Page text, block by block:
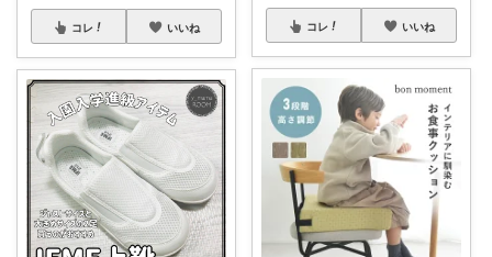
コレ いいね コレ いいね